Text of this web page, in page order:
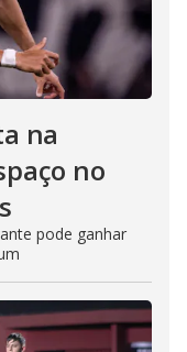
na
no
pode ganhar